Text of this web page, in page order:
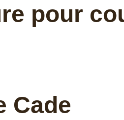
pour
Cade